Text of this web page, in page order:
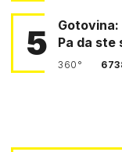
5
Gotovina:
Pa da
360°